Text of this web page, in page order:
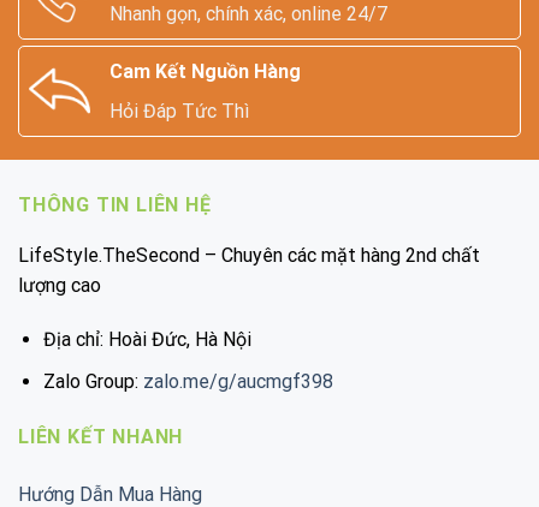
Nhanh gọn, chính xác, online 24/7
Cam Kết Nguồn Hàng
Hỏi Đáp Tức Thì
THÔNG TIN LIÊN HỆ
LifeStyle.TheSecond – Chuyên các mặt hàng 2nd chất
lượng cao
Địa chỉ: Hoài Đức, Hà Nội
Zalo Group: zalo.me/g/aucmgf398
LIÊN KẾT NHANH
Hướng Dẫn Mua Hàng